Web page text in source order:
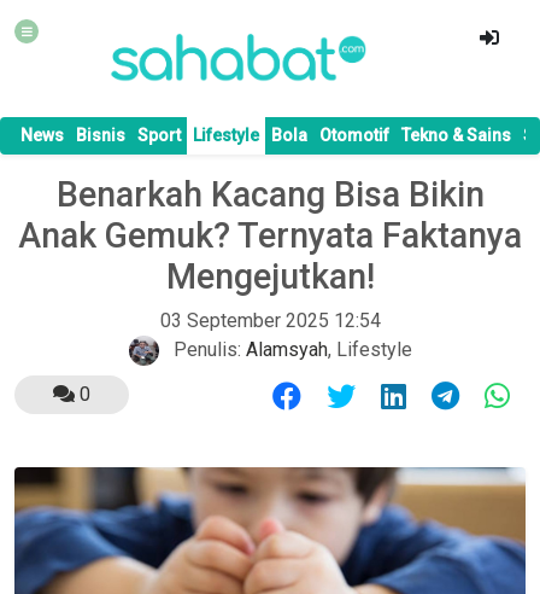
News Bisnis Sport Lifestyle Bola Otomotif Tekno & Sains
Benarkah Kacang Bisa Bikin
Anak Gemuk? Ternyata Faktanya
Mengejutkan!
03 September 2025 12:54
Penulis: Alamsyah, Lifestyle
0